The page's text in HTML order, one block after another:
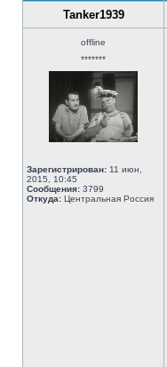
Tanker1939
offline
*******
Зарегистрирован: 11 июн,
2015, 10:45
Сообщения: 3799
Откуда: Центральная Россия